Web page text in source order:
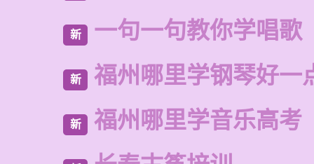
新 一句一句教你学唱歌
新 福州哪里学钢琴好一
新 福州哪里学音乐高考